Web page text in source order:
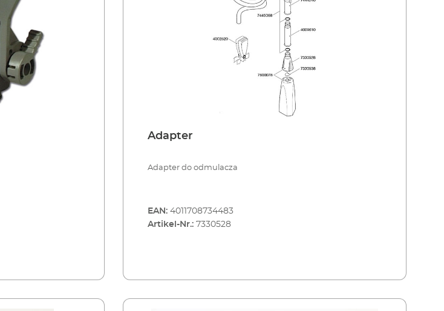
Adapter
Adapter do odmulacza
EAN: 4011708734483
Artikel-Nr.: 7330528